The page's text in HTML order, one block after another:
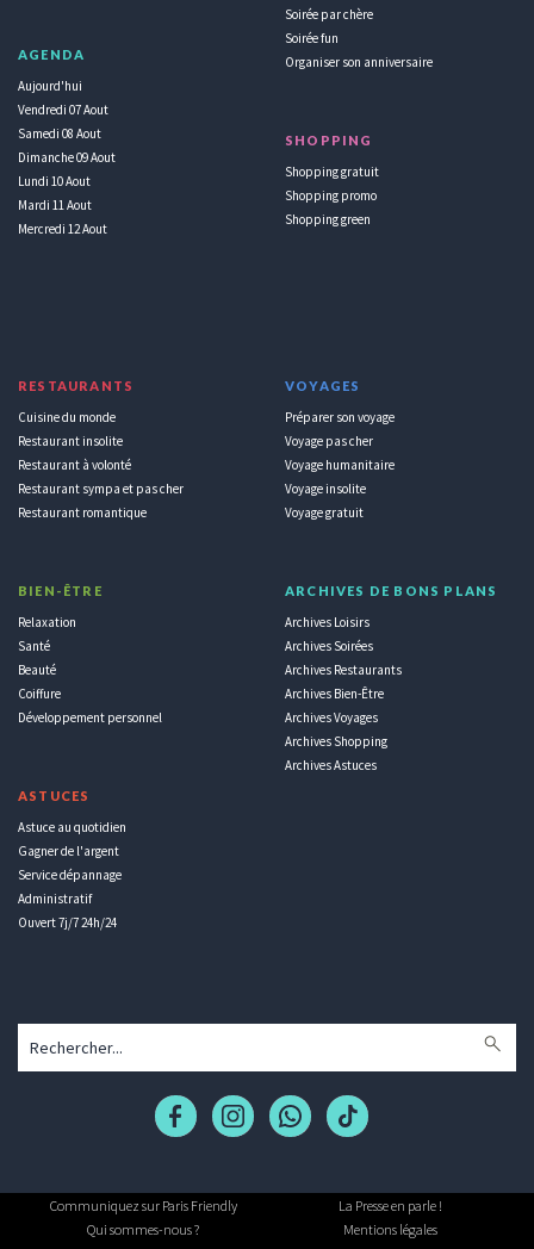
AGENDA
Aujourd'hui
Vendredi 07 Aout
Samedi 08 Aout
Dimanche 09 Aout
Lundi 10 Aout
Mardi 11 Aout
Mercredi 12 Aout
Soirée par chère
Soirée fun
Organiser son anniversaire
SHOPPING
Shopping gratuit
Shopping promo
Shopping green
RESTAURANTS
Cuisine du monde
Restaurant insolite
Restaurant à volonté
Restaurant sympa et pas cher
Restaurant romantique
BIEN-ÊTRE
Relaxation
Santé
Beauté
Coiffure
Développement personnel
ASTUCES
Astuce au quotidien
Gagner de l'argent
Service dépannage
Administratif
Ouvert 7j/7 24h/24
VOYAGES
Préparer son voyage
Voyage pas cher
Voyage humanitaire
Voyage insolite
Voyage gratuit
ARCHIVES DE BONS PLANS
Archives Loisirs
Archives Soirées
Archives Restaurants
Archives Bien-Être
Archives Voyages
Archives Shopping
Archives Astuces
Communiquez sur Paris Friendly
La Presse en parle !
Qui sommes-nous ?
Mentions légales